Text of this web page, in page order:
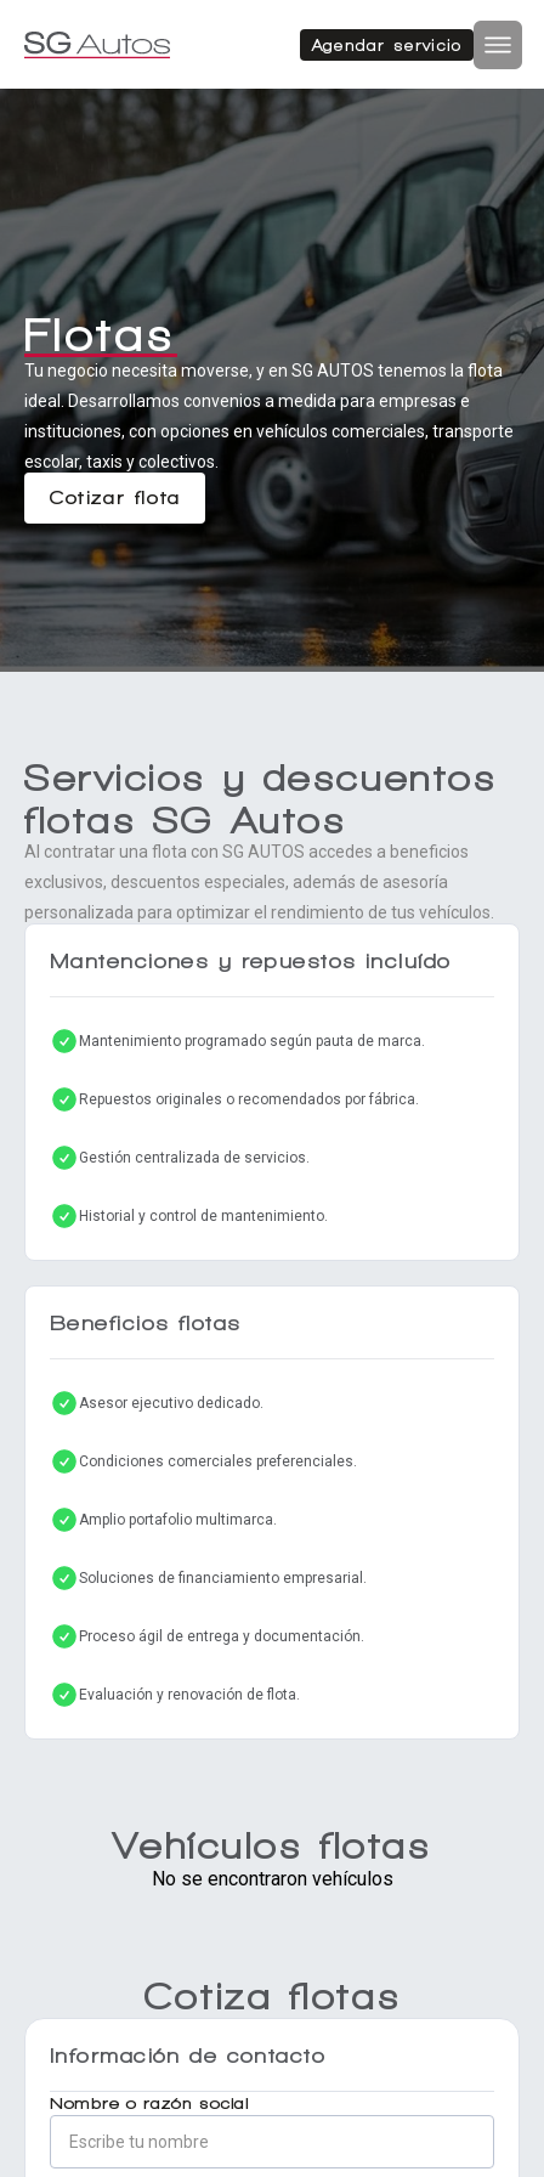
Agendar servicio
Autos usados
Repuestos
Sucursales
Compramos tu auto
Acerca de SG Autos
Financiamiento
Flotas
Noticias
Centro de ayuda
Autos nuevos
Ver todo autos nuevos
Autos usados
SUV
Hatchback
Sedan
Furgón
Doble cabina
Flotas
Tu negocio necesita moverse, y en SG AUTOS tenemos la flota
ideal. Desarrollamos convenios a medida para empresas e
instituciones, con opciones en vehículos comerciales, transporte
escolar, taxis y colectivos.
Cotizar flota
Servicios y descuentos
flotas SG Autos
Al contratar una flota con SG AUTOS accedes a beneficios
exclusivos, descuentos especiales, además de asesoría
personalizada para optimizar el rendimiento de tus vehículos.
Mantenciones y repuestos incluído
Mantenimiento programado según pauta de marca.
Repuestos originales o recomendados por fábrica.
Gestión centralizada de servicios.
Historial y control de mantenimiento.
Beneficios flotas
Asesor ejecutivo dedicado.
Condiciones comerciales preferenciales.
Amplio portafolio multimarca.
Soluciones de financiamiento empresarial.
Proceso ágil de entrega y documentación.
Evaluación y renovación de flota.
Vehículos flotas
No se encontraron vehículos
Cotiza flotas
Información de contacto
Nombre o razón social